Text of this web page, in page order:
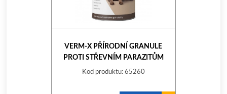
VERM-X PŘÍRODNÍ GRANULE
PROTI STŘEVNÍM PARAZITŮM
PRO KOČKY 60G
Kod produktu: 65260